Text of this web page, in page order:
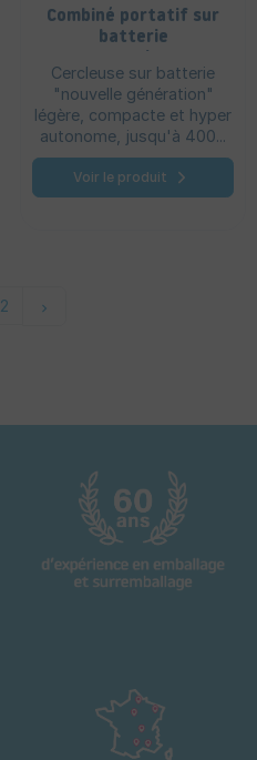
Combiné portatif sur
batterie
Raptor X3 - EVO
13/16 mm
Cercleuse sur batterie
"nouvelle génération"
légère, compacte et hyper
autonome, jusqu'à 400...
Voir le produit
2 keyboard_arrow_right